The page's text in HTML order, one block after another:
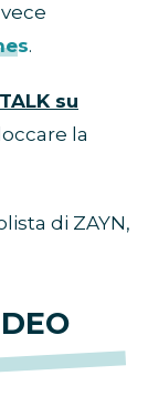
.
su
la
di ZAYN,